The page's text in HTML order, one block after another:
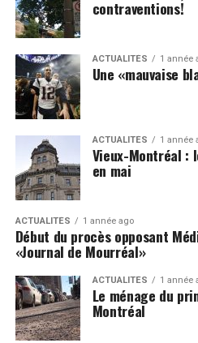
contraventions!
ACTUALITÉS 1 année
Une «mauvaise
ACTUALITÉS 1 année
Vieux-Montréal :
en mai
ACTUALITÉS 1 année ago
Début du procès opposant
«Journal de Mourréal»
ACTUALITÉS 1 année
Le ménage du
Montréal